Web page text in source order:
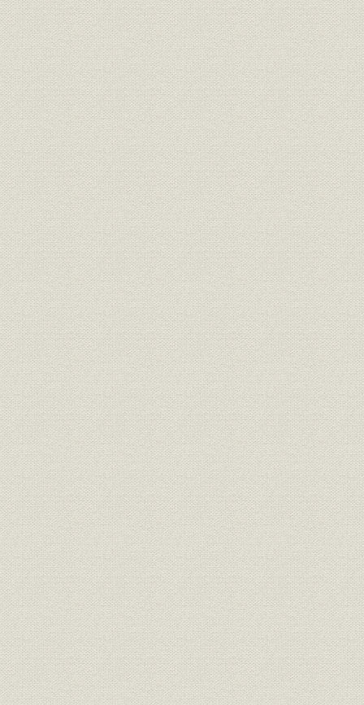
3. 『商業界』と倉本長治氏
4. 通産省企業局の後押し
5. 日本チェーンストア協会創立総会
6. 日本チェーンストア協会のPR作戦
7. 「特定店舗」と流通行政
第3節 チェーンストアグループ―多店舗化進む
1. 岡田屋のチェーン展開
2. 合併の風土をもつ四日市市
3. 福寿会(成瀬義一主宰)―二木・岡田両社長の出会い
4. フタギのチェーン展開
5. 東レサークル―二木・岡田コンビの誕生
第4節 岡田屋とフタギ、合併を前提の業務提携にシロ参加
1. 1枚の紙切れ
2. 業務提携覚書作成の経過
3. 提携記者発表
4. 社内発表
5. 急成長会社シロの参加
6. 社内発表に対する社員の受け止め方
第5節 新会社設立準備委員会発足と新社名「ジャスコ」決定
1. 合併原則7ヵ条の確認
2. 新会社設立準備委員会